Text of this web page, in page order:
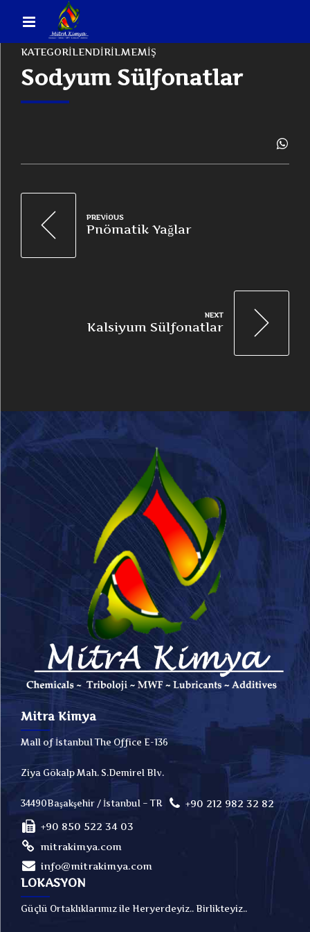
KATEGORILENDIRILMEMIŞ
Sodyum Sülfonatlar
PREVIOUS
Pnömatik Yağlar
NEXT
Kalsiyum Sülfonatlar
Mitra Kimya
Mall of İstanbul The Office E-136
Ziya Gökalp Mah. S.Demirel Blv.
34490Başakşehir / İstanbul – TR
+90 212 982 32 82
+90 850 522 34 03
mitrakimya.com
info@mitrakimya.com
LOKASYON
Güçlü Ortaklıklarımız ile Heryerdeyiz.. Birlikteyiz..